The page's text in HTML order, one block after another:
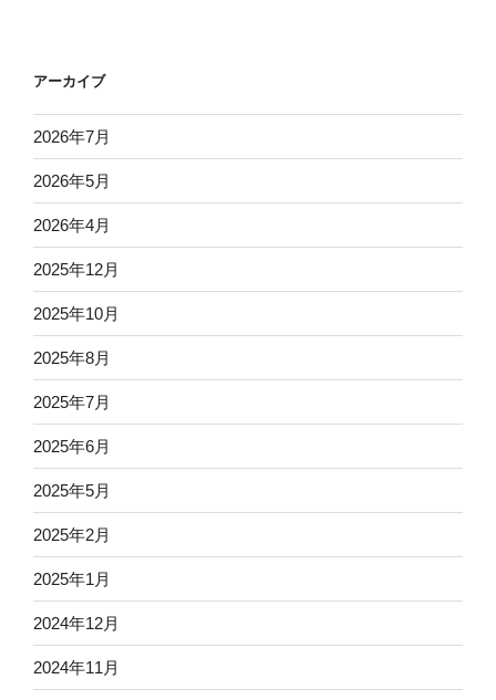
アーカイブ
2026年7月
2026年5月
2026年4月
2025年12月
2025年10月
2025年8月
2025年7月
2025年6月
2025年5月
2025年2月
2025年1月
2024年12月
2024年11月